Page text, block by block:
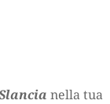
nella tua